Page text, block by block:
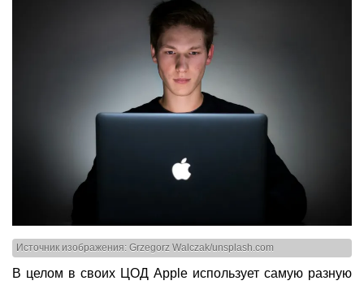
Источник изображения: Grzegorz Walczak/unsplash.com
В целом в своих ЦОД Apple использует самую разную